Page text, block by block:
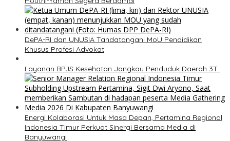
DePA-RI dan UNUSIA Tandatangani MoU Pendidikan
Khusus Profesi Advokat
Layanan BPJS Kesehatan Jangkau Penduduk Daerah 3T
Energi Kolaborasi Untuk Masa Depan, Pertamina Regional
Indonesia Timur Perkuat Sinergi Bersama Media di
Banyuwangi